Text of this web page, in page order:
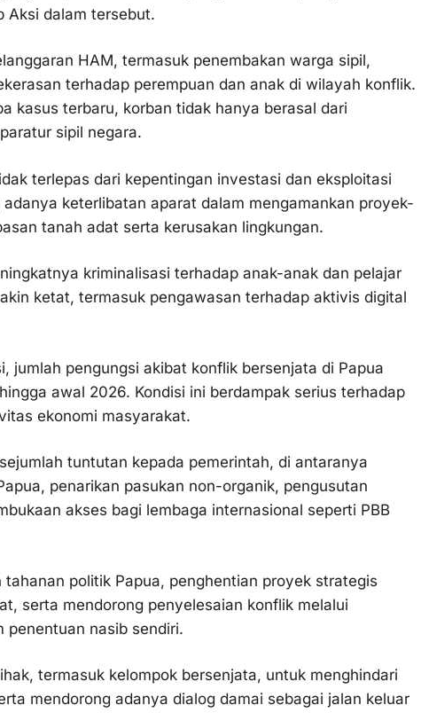
Aksi dalam tersebut.
HAM, termasuk penembakan warga sipil,
terhadap perempuan dan anak di wilayah konflik.
kasus terbaru, korban tidak hanya berasal dari
sipil negara.
terlepas dari kepentingan investasi dan eksploitasi
keterlibatan aparat dalam mengamankan proyek-
tanah adat serta kerusakan lingkungan.
kriminalisasi terhadap anak-anak dan pelajar
ketat, termasuk pengawasan terhadap aktivis digital
jumlah pengungsi akibat konflik bersenjata di Papua
awal 2026. Kondisi ini berdampak serius terhadap
ekonomi masyarakat.
tuntutan kepada pemerintah, di antaranya
penarikan pasukan non-organik, pengusutan
akses bagi lembaga internasional seperti PBB
politik Papua, penghentian proyek strategis
serta mendorong penyelesaian konflik melalui
penentuan nasib sendiri.
termasuk kelompok bersenjata, untuk menghindari
mendorong adanya dialog damai sebagai jalan keluar